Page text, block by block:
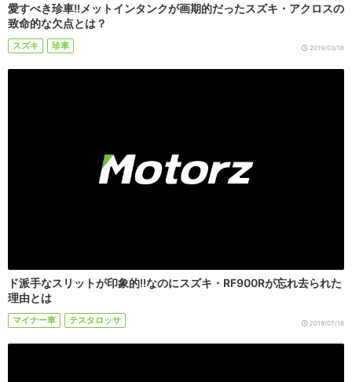
愛すべき珍車!!メットインタンクが画期的だったスズキ・アクロスの
致命的な欠点とは？
スズキ 珍車 2019/03/16
ド派手なスリットが印象的!!なのにスズキ・RF900Rが忘れ去られた
理由とは
マイナー車 テスタロッサ 2019/07/18